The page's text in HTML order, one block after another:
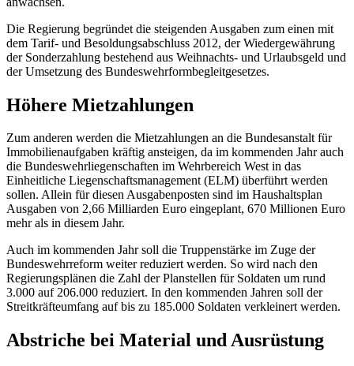
Die Regierung begründet die steigenden Ausgaben zum einen mit
dem Tarif- und Besoldungsabschluss 2012, der Wiedergewährung
der Sonderzahlung bestehend aus Weihnachts- und Urlaubsgeld und
der Umsetzung des Bundeswehrformbegleitgesetzes.
Höhere Mietzahlungen
Zum anderen werden die Mietzahlungen an die Bundesanstalt für
Immobilienaufgaben kräftig ansteigen, da im kommenden Jahr auch
die Bundeswehrliegenschaften im Wehrbereich West in das
Einheitliche Liegenschaftsmanagement(ELM) überführt werden
sollen. Allein für diesen Ausgabenposten sind im Haushaltsplan
Ausgaben von 2,66 Milliarden Euro eingeplant, 670 Millionen Euro
mehr als in diesem Jahr.
Auch im kommenden Jahr soll die Truppenstärke im Zuge der
Bundeswehrreform weiter reduziert werden. So wird nach den
Regierungsplänen die Zahl der Planstellen für Soldaten um rund
3.000 auf 206.000 reduziert. In den kommenden Jahren soll der
Streitkräfteumfang auf bis zu 185.000 Soldaten verkleinert werden.
Abstriche bei Material und Ausrüstung